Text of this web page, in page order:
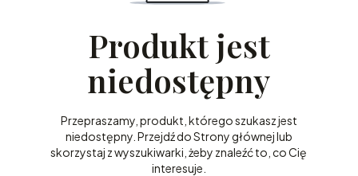
Produkt jest
niedostępny
Przepraszamy, produkt, którego szukasz jest
niedostępny. Przejdź do Strony głównej lub
skorzystaj z wyszukiwarki, żeby znaleźć to, co Cię
interesuje.